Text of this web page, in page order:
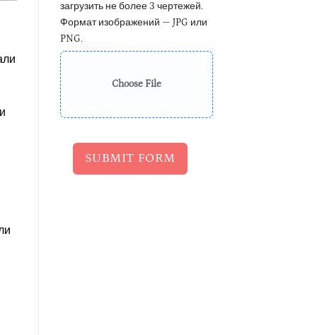
загрузить не более 3 чертежей.
Формат изображений — JPG или
PNG.
Choose File
SUBMIT FORM